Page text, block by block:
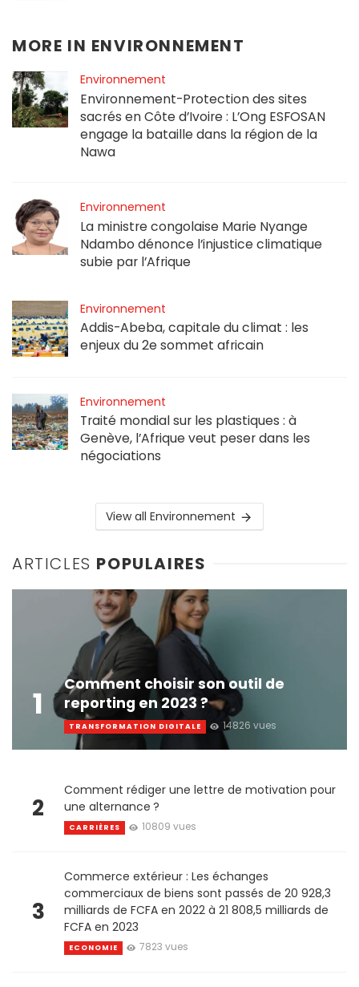
MORE IN ENVIRONNEMENT
Environnement
Environnement-Protection des sites
sacrés en Côte d’Ivoire : L’Ong ESFOSAN
engage la bataille dans la région de la
Nawa
Environnement
La ministre congolaise Marie Nyange
Ndambo dénonce l’injustice climatique
subie par l’Afrique
Environnement
Addis-Abeba, capitale du climat : les
enjeux du 2e sommet africain
Environnement
Traité mondial sur les plastiques : à
Genève, l’Afrique veut peser dans les
négociations
View all Environnement
ARTICLES POPULAIRES
1
Comment choisir son outil de
reporting en 2023 ?
TRANSFORMATION DIGITALE 14826 vues
2
Comment rédiger une lettre de motivation pour
une alternance ?
CARRIÈRES 10809 vues
3
Commerce extérieur : Les échanges
commerciaux de biens sont passés de 20 928,3
milliards de FCFA en 2022 à 21 808,5 milliards de
FCFA en 2023
ECONOMIE 7823 vues